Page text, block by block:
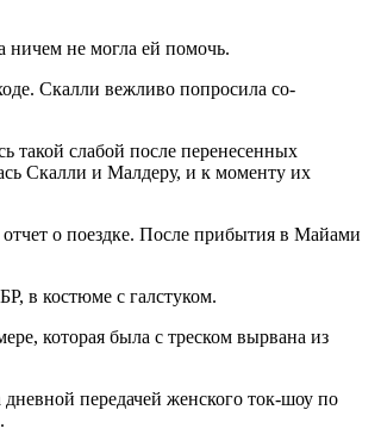
ничем не могла ей по­мочь.
Скалли вежливо попросила со­
такой слабой после перенесен­ных
Скалли и Малдеру, и к моменту их
о поездке. После прибытия в Майами
в костюме с галстуком.
которая была с треском вырвана из
передачей женского ток-шоу по